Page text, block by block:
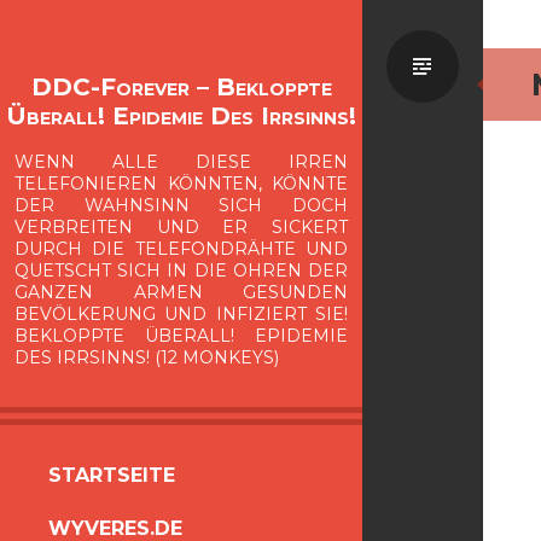
DDC-Forever – Bekloppte
Überall! Epidemie Des Irrsinns!
WENN ALLE DIESE IRREN
TELEFONIEREN KÖNNTEN, KÖNNTE
DER WAHNSINN SICH DOCH
VERBREITEN UND ER SICKERT
DURCH DIE TELEFONDRÄHTE UND
QUETSCHT SICH IN DIE OHREN DER
GANZEN ARMEN GESUNDEN
BEVÖLKERUNG UND INFIZIERT SIE!
BEKLOPPTE ÜBERALL! EPIDEMIE
DES IRRSINNS! (12 MONKEYS)
SPRINGEN
STARTSEITE
WYVERES.DE